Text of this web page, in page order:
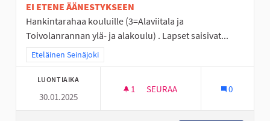
EI ETENE ÄÄNESTYKSEEN
Hankintarahaa kouluille (3=Alaviitala ja
Toivolanrannan ylä- ja alakoulu) . Lapset saisivat...
Rajaa tulokset teeman mukaan: Eteläinen Seinäjoki
Eteläinen Seinäjoki
LUONTIAIKA
30.01.2025
1 1 SEURAAJA
SEURAA 0